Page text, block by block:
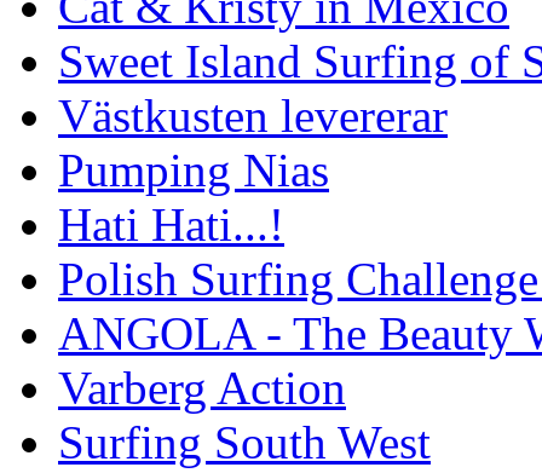
Sweet Island Surfing of
Västkusten levererar
Pumping Nias
Hati Hati...!
Polish Surfing
ANGOLA - The Beauty
Varberg Action
Surfing South West